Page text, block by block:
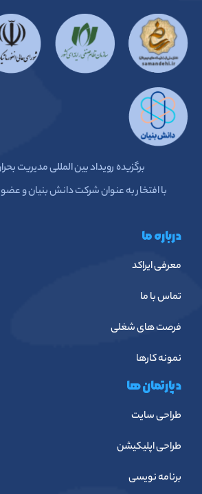
درباره ما
معرفی ایراکد
تماس با ما
فرصت های شغلی
نمونه کارها
دپارتمان ها
طراحی سایت
طراحی اپلیکیشن
برنامه نویسی
برگزیده رویداد بین المللی مدیریت
با افتخار به عنوان شرکت دانش بنیان و